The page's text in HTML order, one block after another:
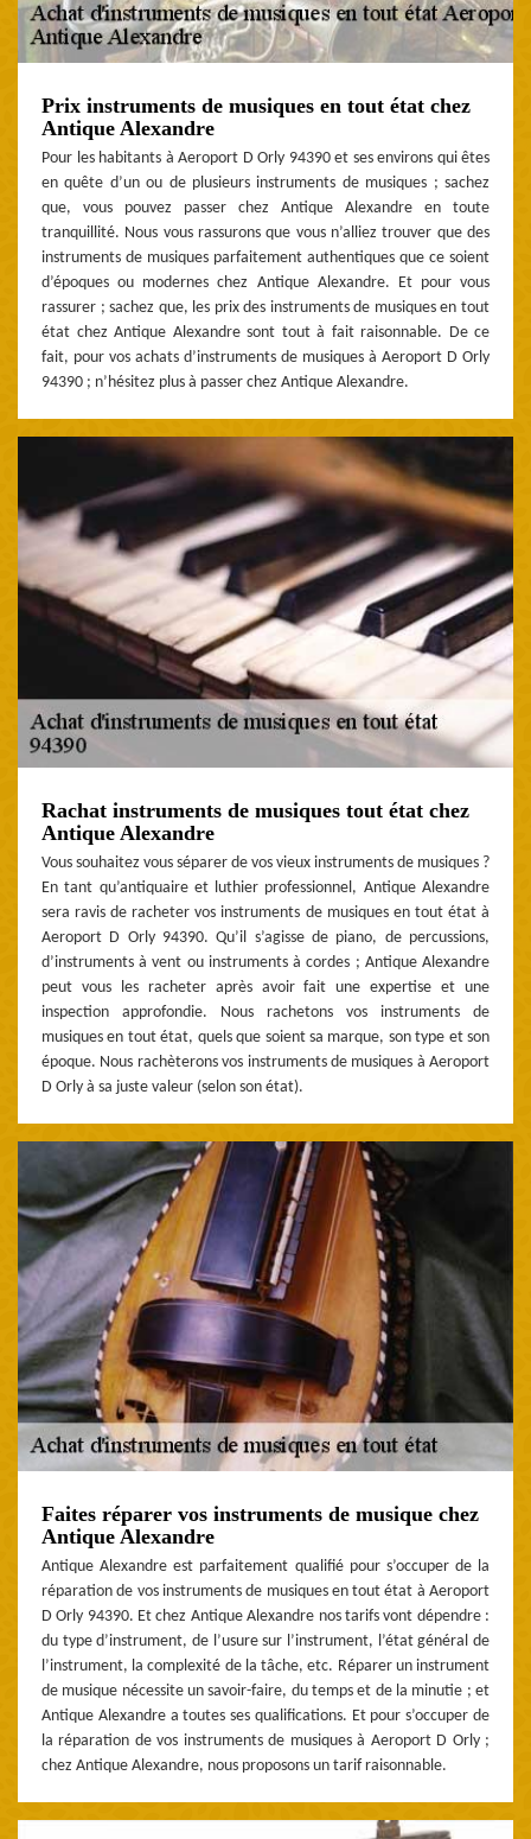
Prix instruments de musiques en tout état chez
Antique Alexandre
Pour les habitants à Aeroport D Orly 94390 et ses environs qui êtes
en quête d’un ou de plusieurs instruments de musiques ; sachez
que, vous pouvez passer chez Antique Alexandre en toute
tranquillité. Nous vous rassurons que vous n’alliez trouver que des
instruments de musiques parfaitement authentiques que ce soient
d’époques ou modernes chez Antique Alexandre. Et pour vous
rassurer ; sachez que, les prix des instruments de musiques en tout
état chez Antique Alexandre sont tout à fait raisonnable. De ce
fait, pour vos achats d’instruments de musiques à Aeroport D Orly
94390 ; n’hésitez plus à passer chez Antique Alexandre.
Rachat instruments de musiques tout état chez
Antique Alexandre
Vous souhaitez vous séparer de vos vieux instruments de musiques ?
En tant qu’antiquaire et luthier professionnel, Antique Alexandre
sera ravis de racheter vos instruments de musiques en tout état à
Aeroport D Orly 94390. Qu’il s’agisse de piano, de percussions,
d’instruments à vent ou instruments à cordes ; Antique Alexandre
peut vous les racheter après avoir fait une expertise et une
inspection approfondie. Nous rachetons vos instruments de
musiques en tout état, quels que soient sa marque, son type et son
époque. Nous rachèterons vos instruments de musiques à Aeroport
D Orly à sa juste valeur (selon son état).
Faites réparer vos instruments de musique chez
Antique Alexandre
Antique Alexandre est parfaitement qualifié pour s’occuper de la
réparation de vos instruments de musiques en tout état à Aeroport
D Orly 94390. Et chez Antique Alexandre nos tarifs vont dépendre :
du type d’instrument, de l’usure sur l’instrument, l’état général de
l’instrument, la complexité de la tâche, etc. Réparer un instrument
de musique nécessite un savoir-faire, du temps et de la minutie ; et
Antique Alexandre a toutes ses qualifications. Et pour s’occuper de
la réparation de vos instruments de musiques à Aeroport D Orly ;
chez Antique Alexandre, nous proposons un tarif raisonnable.